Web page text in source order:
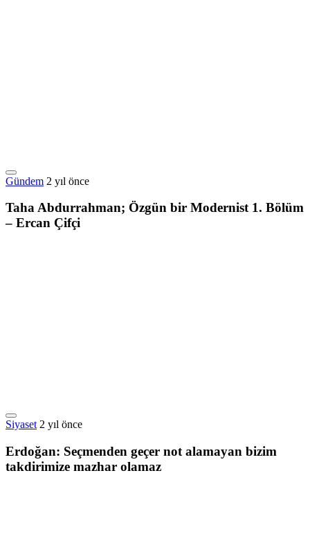
Gündem 2 yıl önce
Taha Abdurrahman; Özgün bir Modernist 1. Bölüm
– Ercan Çifçi
Siyaset 2 yıl önce
Erdoğan: Seçmenden geçer not alamayan bizim
takdirimize mazhar olamaz